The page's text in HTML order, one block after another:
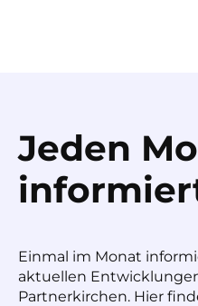
Jeden
Einmal im Monat
aktuellen
Partnerkirchen. Hier